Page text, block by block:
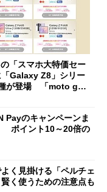
「スマホ大特価セー
「Galaxy Z8」シリー
が登場 「moto g37
Payのキャンペーンま
ポイント10～20倍の
く見掛ける「ペルチェ
く使うための注意点も